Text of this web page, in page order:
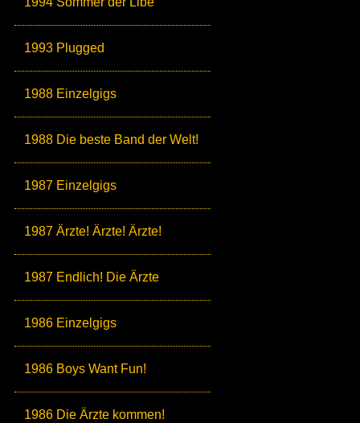
1993 Plugged
1988 Einzelgigs
1988 Die beste Band der Welt!
1987 Einzelgigs
1987 Ärzte! Ärzte! Ärzte!
1987 Endlich! Die Ärzte
1986 Einzelgigs
1986 Boys Want Fun!
1986 Die Ärzte kommen!